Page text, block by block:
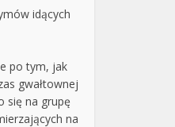
idących
po tym, jak
gwałtownej
się na grupę
na